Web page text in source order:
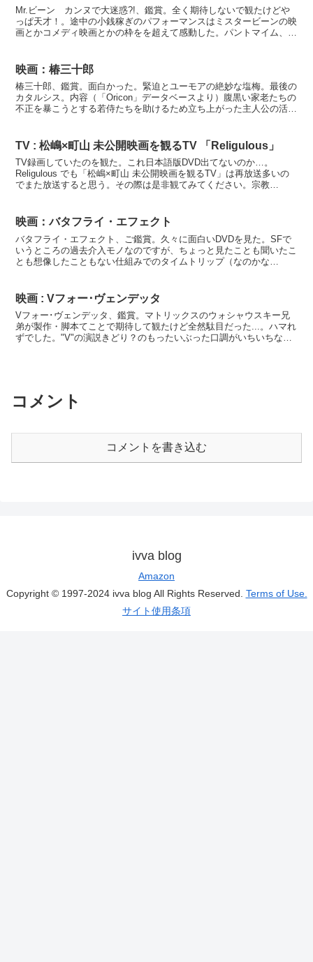
Mr.ビーン カンヌで大迷惑?!、鑑賞。全く期待しないで観たけどや
っぱ天才！。途中の小銭稼ぎのパフォーマンスはミスタービーンの映
画とかコメディ映画とかの枠をを超えて感動した。パントマイム、ミ
映画：椿三十郎
椿三十郎、鑑賞。面白かった。緊迫とユーモアの絶妙な塩梅。最後の
カタルシス。内容（「Oricon」データベースより）腹黒い家老たちの
不正を暴こうとする若侍たちを助けるため立ち上がった主人公の活躍
TV : 松嶋×町山 未公開映画を観るTV 「Religulous」
TV録画していたのを観た。これ日本語版DVD出てないのか…。
Religulous でも「松嶋×町山 未公開映画を観るTV」は再放送多いの
でまた放送すると思う。その際は是非観てみてください。宗教
映画：バタフライ・エフェクト
バタフライ・エフェクト、ご鑑賞。久々に面白いDVDを見た。SFで
いうところの過去介入モノなのですが、ちょっと見たことも聞いたこ
とも想像したこともない仕組みでのタイムトリップ（なのかな
映画 : Vフォー･ヴェンデッタ
Vフォー･ヴェンデッタ、鑑賞。マトリックスのウォシャウスキー兄
弟が製作・脚本てことで期待して観たけど全然駄目だった...。ハマれ
ずでした。"V"の演説きどり？のもったいぶった口調がいちいちなん
コメント
コメントを書き込む
ivva blog
Amazon
Copyright © 1997-2024 ivva blog All Rights Reserved. Terms of Use.
サイト使用条項